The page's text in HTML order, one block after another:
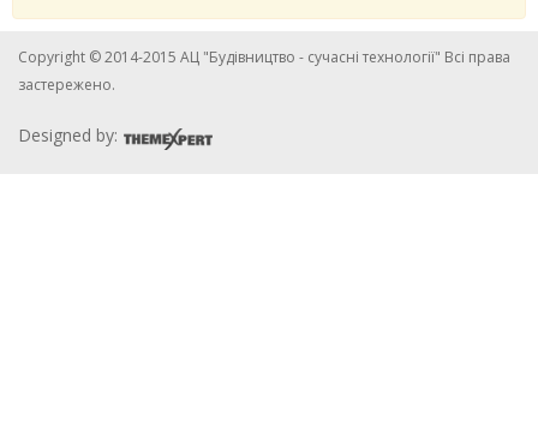
Copyright © 2014-2015 АЦ "Будівництво - сучасні технології" Всі права
застережено.
Designed by: